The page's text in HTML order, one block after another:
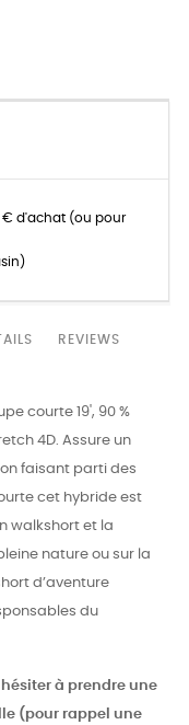
€ d'achat (ou pour
REVIEWS
courte 19', 90 %
4D. Assure un
faisant parti des
cet hybride est
walkshort et la
nature ou sur la
d’aventure
du
à prendre une
(pour rappel une